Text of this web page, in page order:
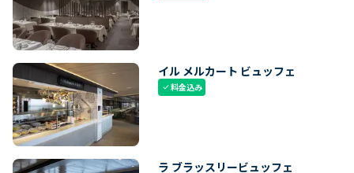
イル メルカート ビュッフェ
check料金込み
ラ ブラッスリービュッフェ